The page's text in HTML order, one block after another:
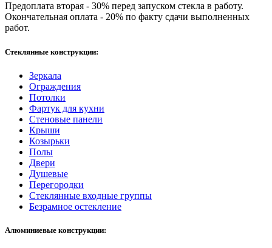
Предоплата вторая - 30% перед запуском стекла в работу.
Окончательная оплата - 20% по факту сдачи выполненных
работ.
Стеклянные конструкции:
Зеркала
Ограждения
Потолки
Фартук для кухни
Стеновые панели
Крыши
Козырьки
Полы
Двери
Душевые
Перегородки
Стеклянные входные группы
Безрамное остекление
Алюминиевые конструкции: